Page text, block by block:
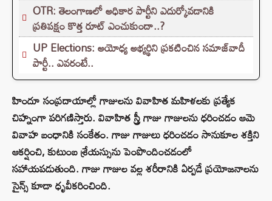
OTR: తెలంగాణలో అధికార పార్టీని ఎదుర్కోవడానికి
ప్రతిపక్షం కొత్త రూట్‌ ఎంచుకుందా..?
UP Elections: అయోధ్య అభ్యర్థిని ప్రకటించిన సమాజ్‌వాదీ
పార్టీ.. ఎవరంటే..
హిందూ సంప్రదాయాల్లో గాజులను వివాహిత మహిళలకు ప్రత్యేక
చిహ్నంగా పరిగణిస్తారు. వివాహిత స్త్రీ గాజు గాజులను ధరించడం ఆమె
వివాహ బంధానికి సంకేతం. గాజు గాజులు ధరించడం సానుకూల శక్తిని
ఆకర్షించి, కుటుంబ శ్రేయస్సును పెంపొందించడంలో
సహాయపడుతుంది. గాజు గాజుల వల్ల శరీరానికి ఏర్పడే ప్రయోజనాలను
సైన్స్ కూడా ధృవీకరించింది.